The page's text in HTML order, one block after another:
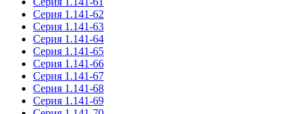
Серия 1.141-62
Серия 1.141-63
Серия 1.141-64
Серия 1.141-65
Серия 1.141-66
Серия 1.141-67
Серия 1.141-68
Серия 1.141-69